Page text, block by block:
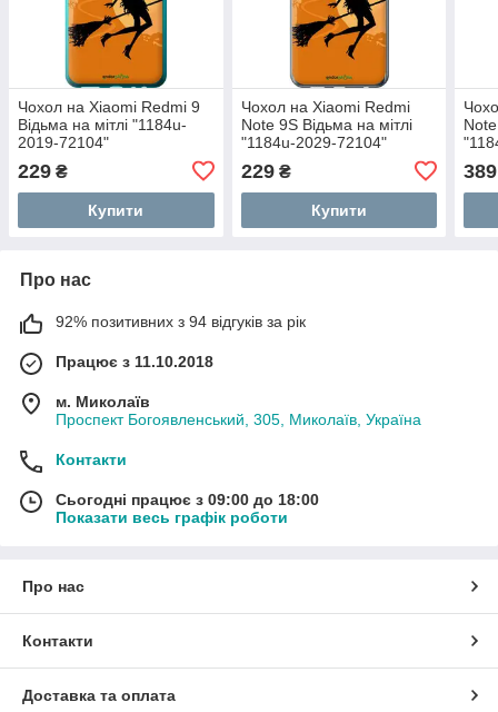
Чохол на Xiaomi Redmi 9
Відьма на мітлі "1184u-
2019-72104"
229 ₴
Купити
Чохол на Xiaomi Redmi
Note 9S Відьма на мітлі
"1184u-2029-72104"
229₴
Купити
389
Про нас
92% позитивних з 94 відгуків за рік
Працює з 11.10.2018
м. Миколаїв
Проспект Богоявленський, 305, Миколаїв, Україна
Контакти
Сьогодні працює з 09:00 до 18:00
Показати весь графік роботи
Про нас
Контакти
Доставка та оплата